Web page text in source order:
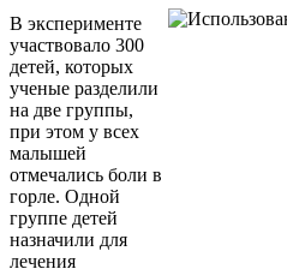
В эксперименте
участвовало 300
детей, которых
ученые разделили
на две группы,
при этом у всех
малышей
отмечались боли в
горле. Одной
группе детей
назначили для
лечения